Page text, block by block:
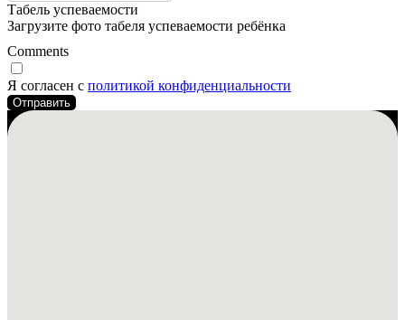
Табель успеваемости
Загрузите фото табеля успеваемости ребёнка
Comments
Я согласен с политикой конфиденциальности
Отправить